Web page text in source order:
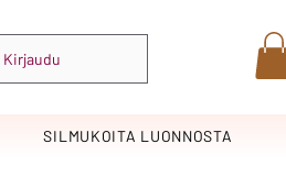
Kirjaudu
SILMUKOITA LUONNOSTA